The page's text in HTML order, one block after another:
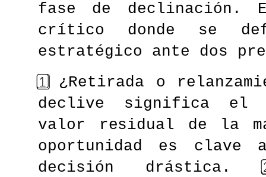
fase de declinación.
crítico donde se
estratégico ante dos
1️⃣ ¿Retirada o
declive significa el
valor residual de la
oportunidad es clave
decisión drástica.